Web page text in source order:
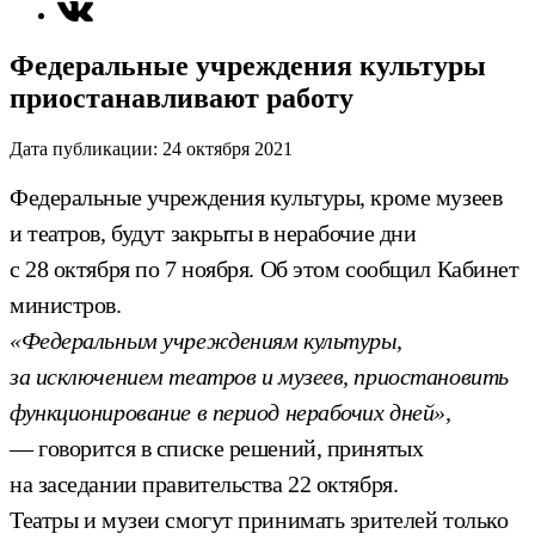
Федеральные учреждения культуры
приостанавливают работу
Дата публикации: 24 октября 2021
Федеральные учреждения культуры, кроме музеев
и театров, будут закрыты в нерабочие дни
с 28 октября по 7 ноября. Об этом сообщил Кабинет
министров.
«Федеральным учреждениям культуры,
за исключением театров и музеев, приостановить
функционирование в период нерабочих дней»,
— говорится в списке решений, принятых
на заседании правительства 22 октября.
Театры и музеи смогут принимать зрителей только